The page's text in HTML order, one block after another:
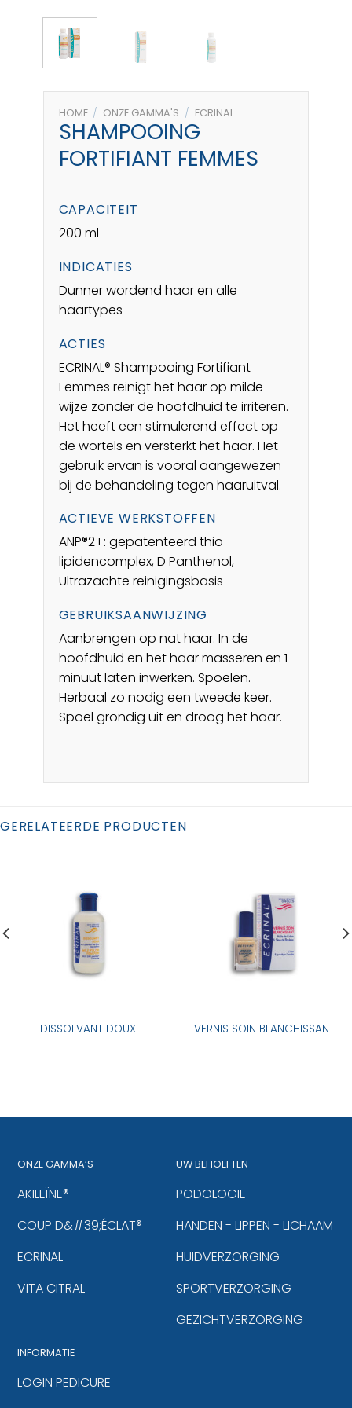
HOME / ONZE GAMMA'S / ECRINAL
SHAMPOOING
FORTIFIANT FEMMES
CAPACITEIT
200 ml
INDICATIES
Dunner wordend haar en alle
haartypes
ACTIES
ECRINAL® Shampooing Fortifiant
Femmes reinigt het haar op milde
wijze zonder de hoofdhuid te irriteren.
Het heeft een stimulerend effect op
de wortels en versterkt het haar. Het
gebruik ervan is vooral aangewezen
bij de behandeling tegen haaruitval.
ACTIEVE WERKSTOFFEN
ANP®2+: gepatenteerd thio-
lipidencomplex, D Panthenol,
Ultrazachte reinigingsbasis
GEBRUIKSAANWIJZING
Aanbrengen op nat haar. In de
hoofdhuid en het haar masseren en 1
minuut laten inwerken. Spoelen.
Herbaal zo nodig een tweede keer.
Spoel grondig uit en droog het haar.
GERELATEERDE PRODUCTEN
DISSOLVANT DOUX VERNIS SOIN BLANCHISSANT
ONZE GAMMA’S
AKILEÏNE®
COUP D&#39;ÉCLAT®
ECRINAL
VITA CITRAL
UW BEHOEFTEN
PODOLOGIE
HANDEN - LIPPEN - LICHAAM
HUIDVERZORGING
SPORTVERZORGING
GEZICHTVERZORGING
INFORMATIE
LOGIN PEDICURE